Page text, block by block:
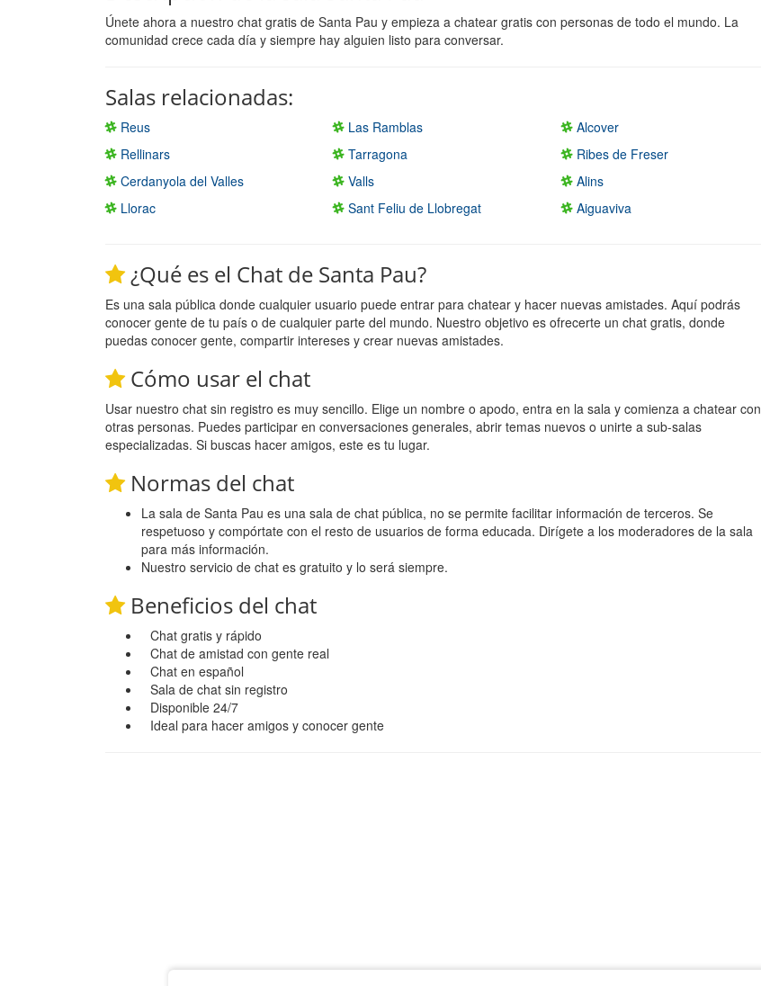
Únete ahora a nuestro chat gratis de Santa Pau y empieza a chatear gratis con personas de todo el mundo. La
comunidad crece cada día y siempre hay alguien listo para conversar.
Salas relacionadas:
Reus Las Ramblas
Alcover
Rellinars
Tarragona
Ribes de Freser
Cerdanyola del Valles
Valls
Alins
Llorac
Sant Feliu de Llobregat Aiguaviva
¿Qué es el Chat de Santa Pau?
Es una sala pública donde cualquier usuario puede entrar para chatear y hacer nuevas amistades. Aquí podrás
conocer gente de tu país o de cualquier parte del mundo. Nuestro objetivo es ofrecerte un chat gratis, donde
puedas conocer gente, compartir intereses y crear nuevas amistades.
Cómo usar el chat
Usar nuestro chat sin registro es muy sencillo. Elige un nombre o apodo, entra en la sala y comienza a chatear con
otras personas. Puedes participar en conversaciones generales, abrir temas nuevos o unirte a sub-salas
especializadas. Si buscas hacer amigos, este es tu lugar.
Normas del chat
La sala de Santa Pau es una sala de chat pública, no se permite facilitar información de terceros. Se
respetuoso y compórtate con el resto de usuarios de forma educada. Dirígete a los moderadores de la sala
para más información.
Nuestro servicio de chat es gratuito y lo será siempre.
Beneficios del chat
Chat gratis y rápido
Chat de amistad con gente real
Chat en español
Sala de chat sin registro
Disponible 24/7
Ideal para hacer amigos y conocer gente